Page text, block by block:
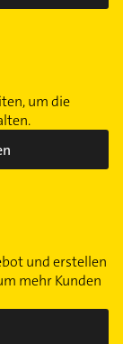
um die
und erstellen
mehr Kunden